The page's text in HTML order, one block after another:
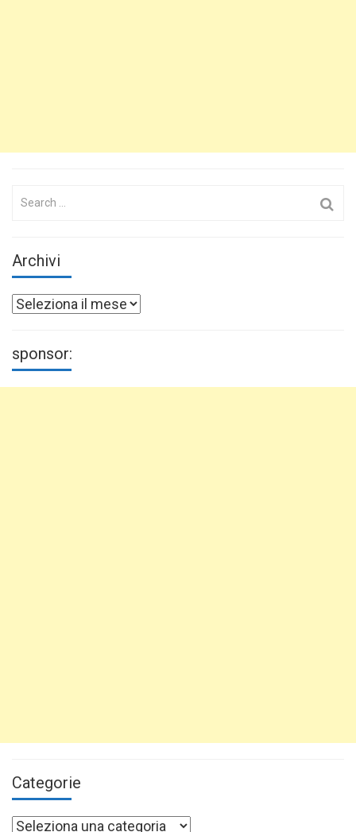
Search
Archivi
Archivi
sponsor:
Categorie
Categorie